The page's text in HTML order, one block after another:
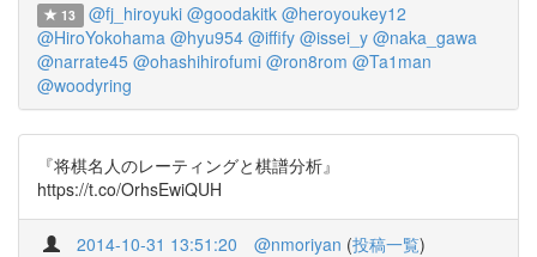
13 @fj_hiroyuki @goodakitk @heroyoukey12
@HiroYokohama @hyu954 @iffify @issei_y @naka_gawa
@narrate45 @ohashihirofumi @ron8rom @Ta1man
@woodyring
『将棋名人のレーティングと棋譜分析』
https://t.co/OrhsEwiQUH
2014-10-31 13:51:20 @nmoriyan (投稿一覧)